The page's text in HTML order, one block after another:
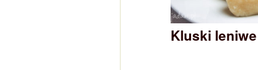
Kluski leniwe